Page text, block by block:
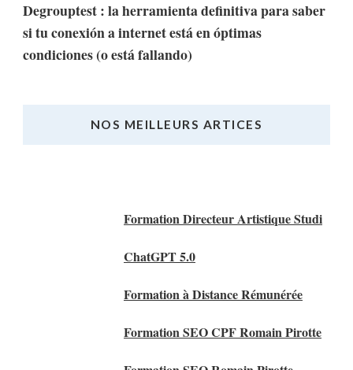
Degrouptest : la herramienta definitiva para saber
si tu conexión a internet está en óptimas
condiciones (o está fallando)
NOS MEILLEURS ARTICES
Formation Directeur Artistique Studi
ChatGPT 5.0
Formation à Distance Rémunérée
Formation SEO CPF Romain Pirotte